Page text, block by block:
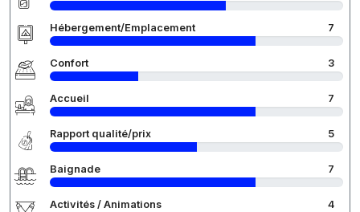
Hébergement/Emplacement 7
Confort 3
Accueil 7
Rapport qualité/prix 5
Baignade 7
Activités / Animations 4